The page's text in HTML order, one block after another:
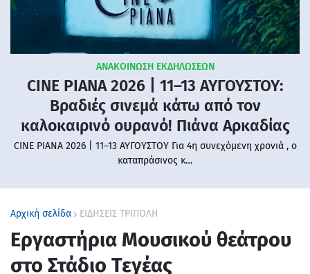
ΑΝΑΚΟΙΝΩΣΗ ΕΚΔΗΛΩΣΕΩΝ
CINE PIANA 2026 | 11–13 ΑΥΓΟΥΣΤΟΥ:
Βραδιές σινεμά κάτω από τον
καλοκαιρινό ουρανό! Πιάνα Αρκαδίας
CINE PIANA 2026 | 11–13 ΑΥΓΟΥΣΤΟΥ Για 4η συνεχόμενη χρονιά , ο
καταπράσινος κ…
Αρχική σελίδα ΕΙΔΗΣΕΙΣ ΤΡΙΠΟΛΗ
Εργαστήρια Μουσικού θεάτρου
στο Στάδιο Τεγέας